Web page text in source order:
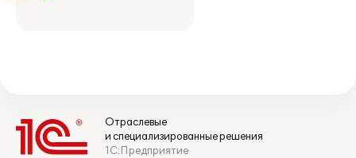
Отраслевые
и специализированные решения
1С:Предприятие